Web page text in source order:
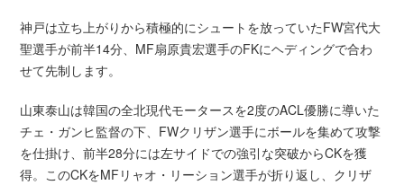
神戸は立ち上がりから積極的にシュートを放っていたFW宮代大
聖選手が前半14分、MF扇原貴宏選手のFKにヘディングで合わ
せて先制します。
山東泰山は韓国の全北現代モータースを2度のACL優勝に導いた
チェ・ガンヒ監督の下、FWクリザン選手にボールを集めて攻撃
を仕掛け、前半28分には左サイドでの強引な突破からCKを獲
得。このCKをMFリャオ・リーション選手が折り返し、クリザ